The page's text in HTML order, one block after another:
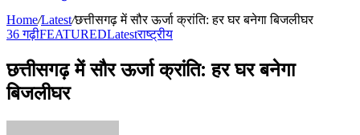
Home/Latest/छत्तीसगढ़ में सौर ऊर्जा क्रांति: हर घर बनेगा बिजलीघर
36 गढ़ीFEATUREDLatestराष्ट्रीय
छत्तीसगढ़ में सौर ऊर्जा क्रांति: हर घर बनेगा
बिजलीघर